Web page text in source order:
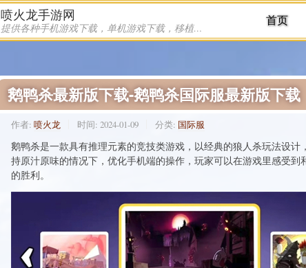
喷火龙手游网
提供各种手机游戏下载，单机游戏下载，移植游戏下载
首页
鹅鸭杀最新版下载-鹅鸭杀国际服最新版下载
作者: 喷火龙 时间: 2024-01-09 分类: 国际服
鹅鸭杀是一款具有推理元素的竞技类游戏，以经典的狼人杀玩法设
持原汁原味的情况下，优化手机端的操作，玩家可以在游戏里感受
的胜利。